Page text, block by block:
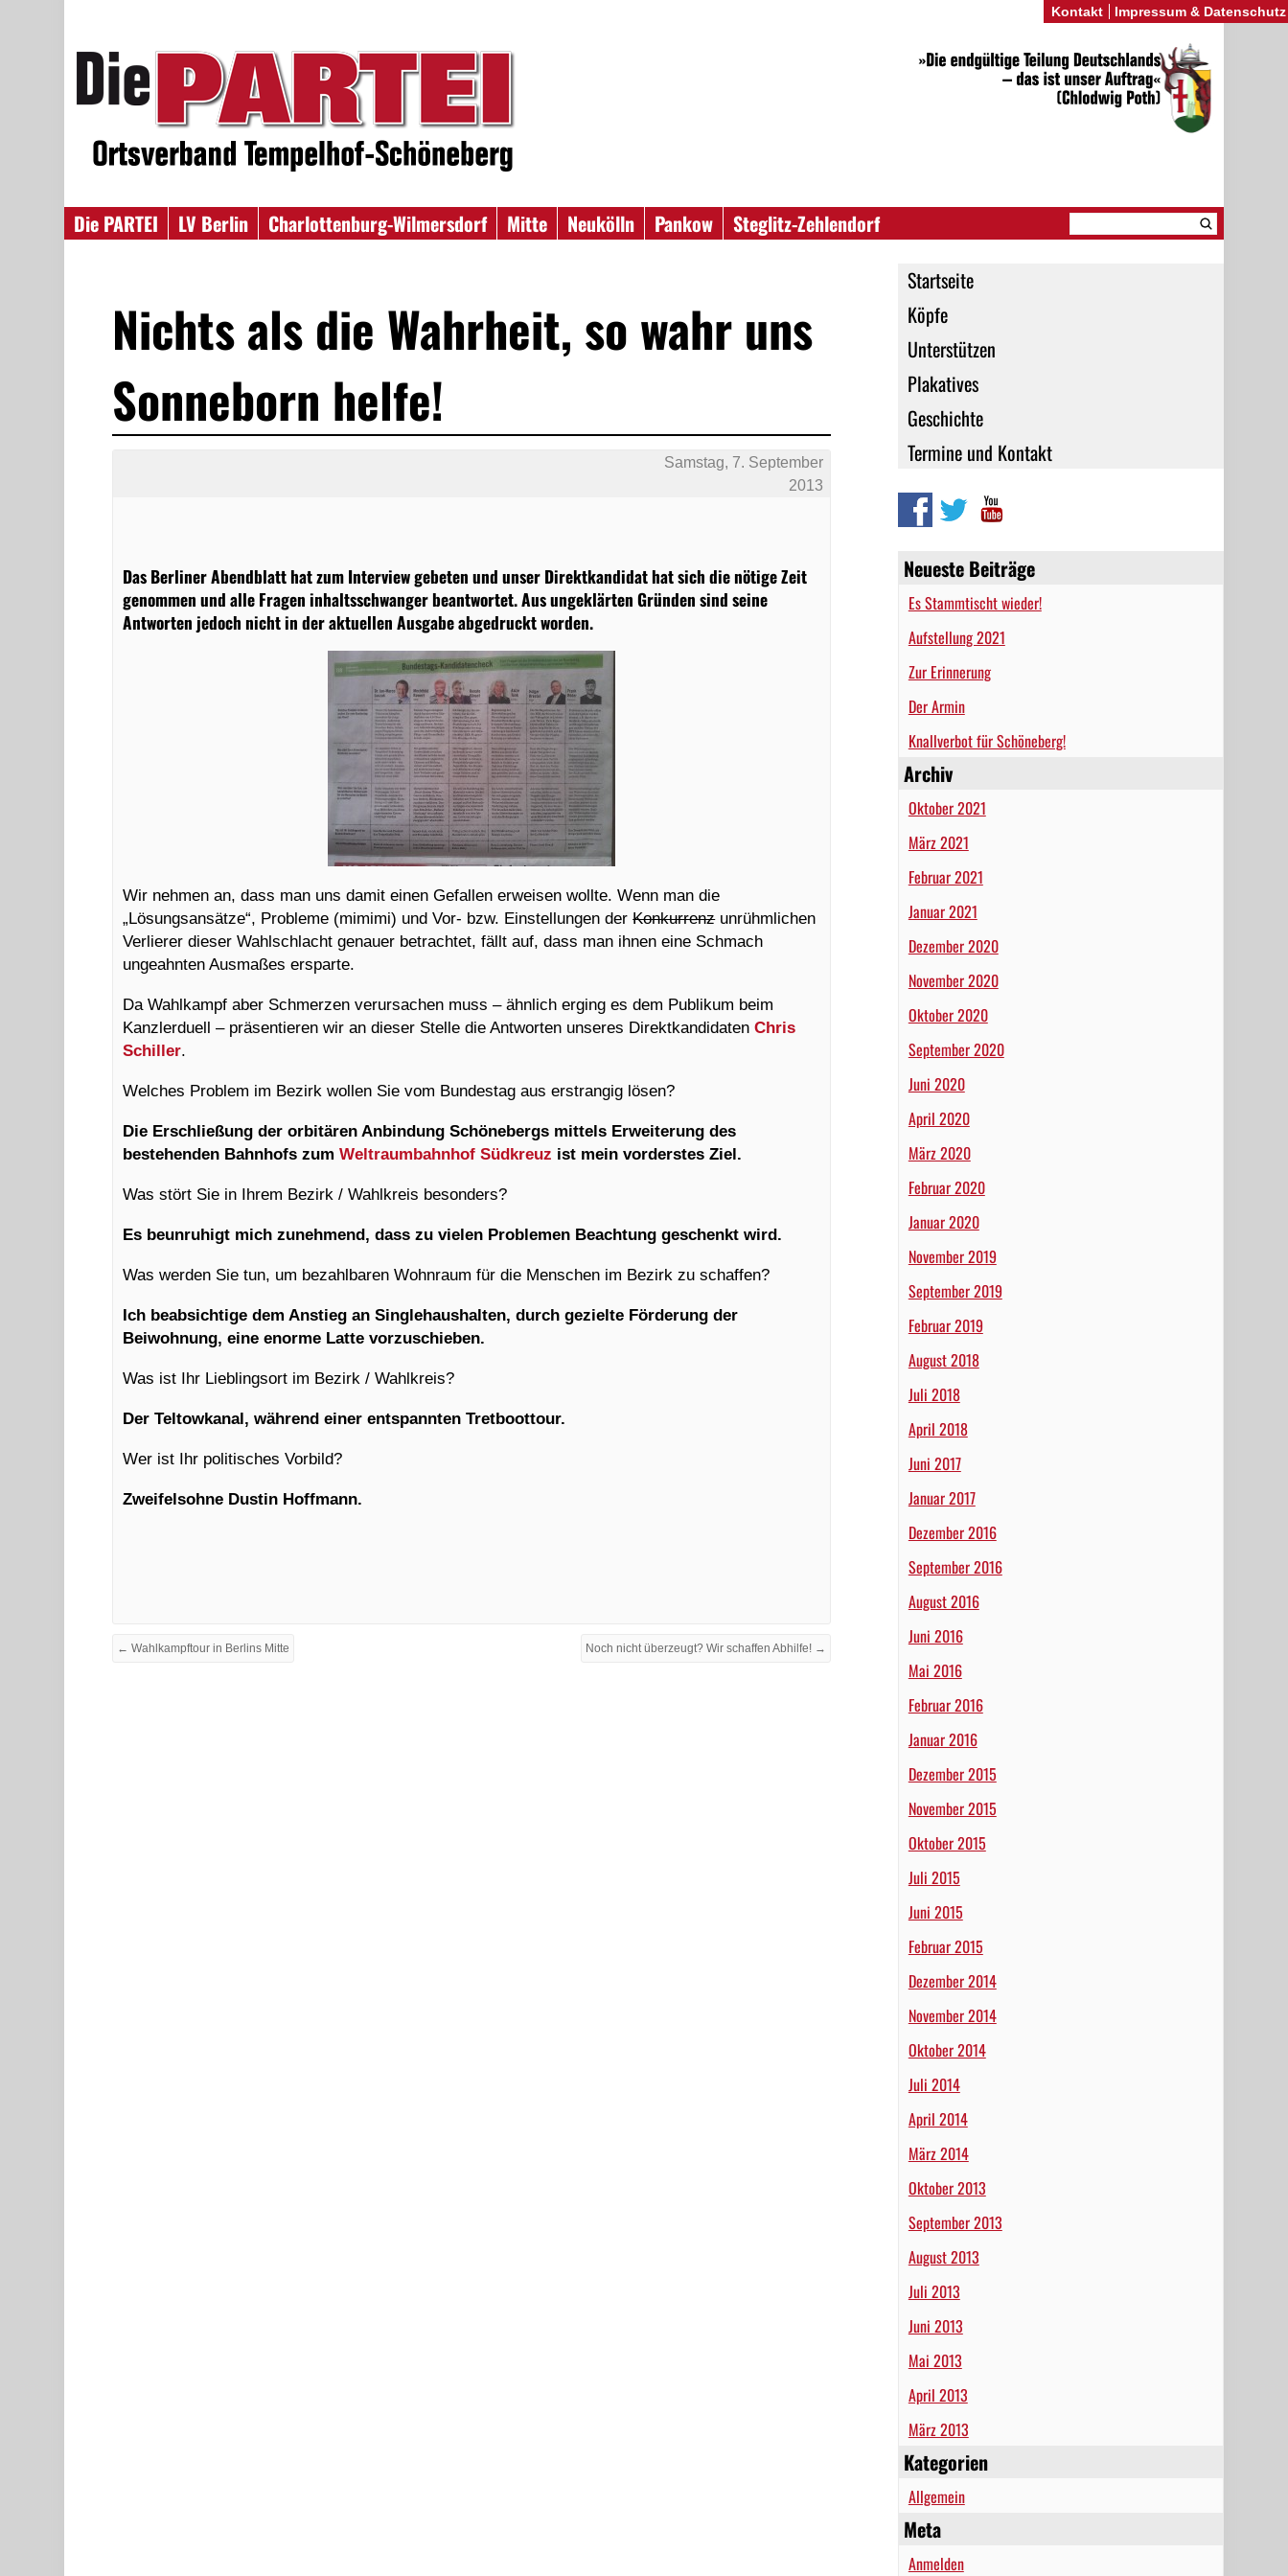
Die PARTEI LV Berlin Charlottenburg-Wilmersdorf Mitte Neukölln Pankow
Steglitz-Zehlendorf
Startseite
Köpfe
Unterstützen
Plakatives
Geschichte
Termine und Kontakt
Neueste Beiträge
Es Stammtischt wieder!
Aufstellung 2021
Zur Erinnerung
Der Armin
Knallverbot für Schöneberg!
Archiv
Oktober 2021
März 2021
Februar 2021
Januar 2021
Dezember 2020
November 2020
Oktober 2020
September 2020
Juni 2020
April 2020
März 2020
Februar 2020
Januar 2020
November 2019
September 2019
Februar 2019
August 2018
Juli 2018
April 2018
Juni 2017
Januar 2017
Dezember 2016
September 2016
August 2016
Juni 2016
Mai 2016
Februar 2016
Januar 2016
Dezember 2015
November 2015
Oktober 2015
Juli 2015
Juni 2015
Februar 2015
Dezember 2014
November 2014
Oktober 2014
Juli 2014
April 2014
März 2014
Oktober 2013
September 2013
August 2013
Juli 2013
Juni 2013
Mai 2013
April 2013
März 2013
Kategorien
Allgemein
Meta
Anmelden
Nichts als die Wahrheit, so wahr uns
Sonneborn helfe!
Samstag, 7. September
2013
Das Berliner Abendblatt hat zum Interview gebeten und unser Direktkandidat hat sich die nötige Zeit
genommen und alle Fragen inhaltsschwanger beantwortet. Aus ungeklärten Gründen sind seine
Antworten jedoch nicht in der aktuellen Ausgabe abgedruckt worden.
Wir nehmen an, dass man uns damit einen Gefallen erweisen wollte. Wenn man die
„Lösungsansätze“, Probleme (mimimi) und Vor- bzw. Einstellungen derKonkurrenzunrühmlichen
Verlierer dieser Wahlschlacht genauer betrachtet, fällt auf, dass man ihnen eine Schmach
ungeahnten Ausmaßes ersparte.
Da Wahlkampf aber Schmerzen verursachen muss – ähnlich erging es dem Publikum beim
Kanzlerduell – präsentieren wir an dieser Stelle die Antworten unseres DirektkandidatenChris
Schiller.
Welches Problem im Bezirk wollen Sie vom Bundestag aus erstrangig lösen?
Die Erschließung der orbitären Anbindung Schönebergs mittels Erweiterung des
bestehenden Bahnhofs zumWeltraumbahnhof Südkreuz ist mein vorderstes Ziel.
Was stört Sie in Ihrem Bezirk / Wahlkreis besonders?
Es beunruhigt mich zunehmend, dass zu vielen Problemen Beachtung geschenkt wird.
Was werden Sie tun, um bezahlbaren Wohnraum für die Menschen im Bezirk zu schaffen?
Ich beabsichtige dem Anstieg an Singlehaushalten, durch gezielte Förderung der
Beiwohnung, eine enorme Latte vorzuschieben.
Was ist Ihr Lieblingsort im Bezirk / Wahlkreis?
Der Teltowkanal, während einer entspannten Tretboottour.
Wer ist Ihr politisches Vorbild?
Zweifelsohne Dustin Hoffmann.
← Wahlkampftour in Berlins Mitte Noch nicht überzeugt? Wir schaffen Abhilfe! →
Kontakt Impressum & Datenschutz